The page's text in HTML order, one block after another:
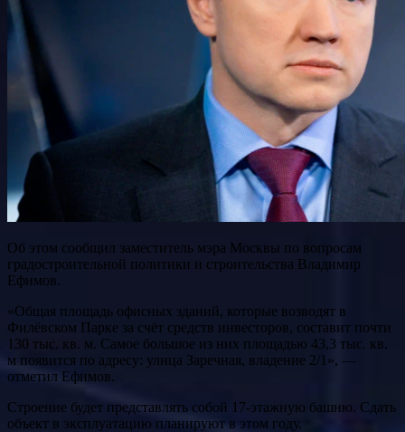
Об этом сообщил заместитель мэра Москвы по вопросам
градостроительной политики и строительства Владимир
Ефимов.
«Общая площадь офисных зданий, которые возводят в
Филёвском Парке за счёт средств инвесторов, составит почти
130 тыс. кв. м. Самое большое из них площадью 43,3 тыс. кв.
м появится по адресу: улица Заречная, владение 2/1», —
отметил Ефимов.
Строение будет представлять собой 17-этажную башню. Сдать
объект в эксплуатацию планируют в этом году.